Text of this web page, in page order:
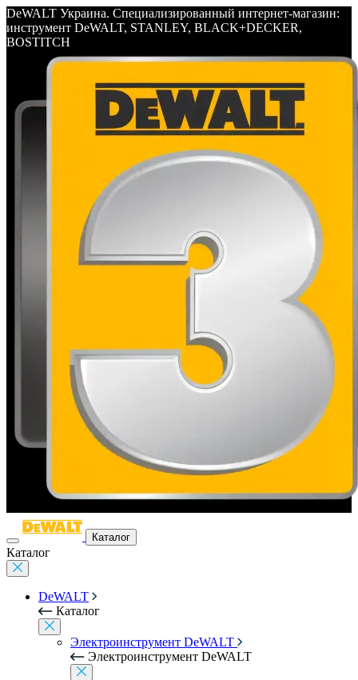
DeWALT Украина. Специализированный интернет-магазин:
инструмент DeWALT, STANLEY, BLACK+DECKER,
BOSTITCH
Каталог
Каталог
DeWALT
Каталог
Электроинструмент DeWALT
Электроинструмент DeWALT